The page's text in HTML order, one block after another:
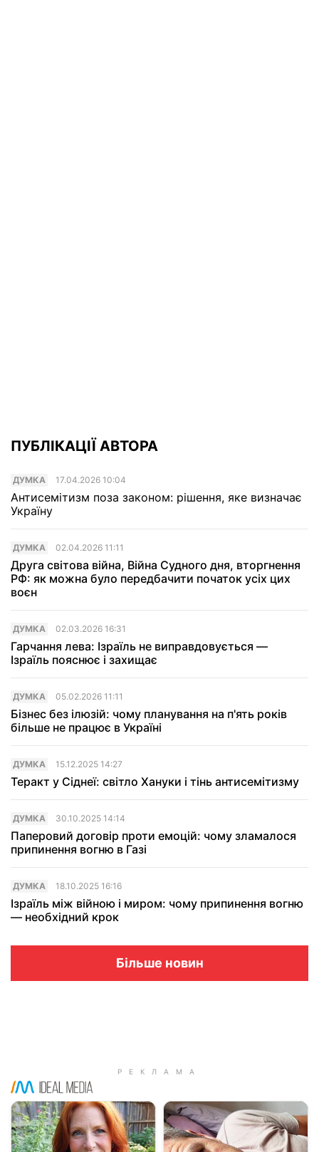
ПУБЛІКАЦІЇ АВТОРА
ДУМКА 17.04.2026 10:04
Антисемітизм поза законом: рішення, яке визначає
Україну
ДУМКА 02.04.2026 11:11
Друга світова війна, Війна Судного дня, вторгнення
РФ: як можна було передбачити початок усіх цих
воєн
ДУМКА 02.03.2026 16:31
Гарчання лева: Ізраїль не виправдовується —
Ізраїль пояснює і захищає
ДУМКА 05.02.2026 11:11
Бізнес без ілюзій: чому планування на п'ять років
більше не працює в Україні
ДУМКА 15.12.2025 14:27
Теракт у Сіднеї: світло Хануки і тінь антисемітизму
ДУМКА 30.10.2025 14:14
Паперовий договір проти емоцій: чому зламалося
припинення вогню в Газi
ДУМКА 18.10.2025 16:16
Ізраїль між війною і миром: чому припинення вогню
— необхідний крок
Більше новин